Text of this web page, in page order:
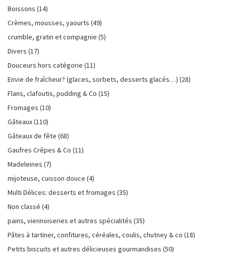
Boissons (14)
Crèmes, mousses, yaourts (49)
crumble, gratin et compagnie (5)
Divers (17)
Douceurs hors catégorie (11)
Envie de fraîcheur? (glaces, sorbets, desserts glacés…) (28)
Flans, clafoutis, pudding & Co (15)
Fromages (10)
Gâteaux(110)
Gâteaux de fête (68)
Gaufres Crêpes & Co (11)
Madeleines (7)
mijoteuse, cuisson douce (4)
Multi Délices: desserts et fromages (35)
Non classé (4)
pains, viennoiseries et autres spécialités (35)
Pâtes à tartiner, confitures, céréales, coulis, chutney & co (18)
Petits biscuits et autres délicieuses gourmandises (50)